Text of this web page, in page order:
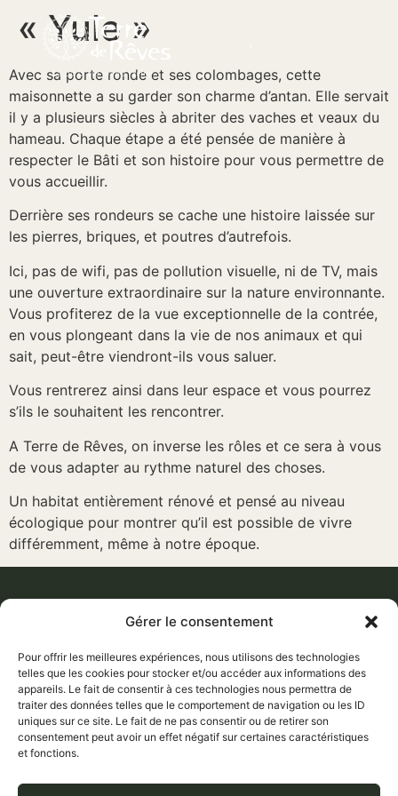
Gérer le consentement
Pour offrir les meilleures expériences, nous utilisons des technologies
telles que les cookies pour stocker et/ou accéder aux informations des
appareils. Le fait de consentir à ces technologies nous permettra de
traiter des données telles que le comportement de navigation ou les ID
uniques sur ce site. Le fait de ne pas consentir ou de retirer son
consentement peut avoir un effet négatif sur certaines caractéristiques
et fonctions.
« Yule »
Avec sa porte ronde et ses colombages, cette
maisonnette a su garder son charme d’antan. Elle servait
il y a plusieurs siècles à abriter des vaches et veaux du
hameau. Chaque étape a été pensée de manière à
respecter le Bâti et son histoire pour vous permettre de
vous accueillir.
Derrière ses rondeurs se cache une histoire laissée sur
les pierres, briques, et poutres d’autrefois.
Ici, pas de wifi, pas de pollution visuelle, ni de TV, mais
une ouverture extraordinaire sur la nature environnante.
Vous profiterez de la vue exceptionnelle de la contrée,
en vous plongeant dans la vie de nos animaux et qui
sait, peut-être viendront-ils vous saluer.
Vous rentrerez ainsi dans leur espace et vous pourrez
s’ils le souhaitent les rencontrer.
A Terre de Rêves, on inverse les rôles et ce sera à vous
de vous adapter au rythme naturel des choses.
Un habitat entièrement rénové et pensé au niveau
écologique pour montrer qu’il est possible de vivre
différemment, même à notre époque.
ACCUEIL
SOUTENIR
CONTACT
NOTRE FERME
REFUGE
APPRENDRE
AU NOM DU VIVANT
SÉJOURNER
VIVRE AUTREMENT
47 58
33
746 Route de
sur-Vieux-Jonc